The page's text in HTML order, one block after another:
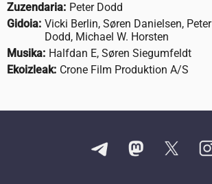
Zuzendaria: Peter Dodd
Gidoia: Vicki Berlin, Søren Danielsen, Peter
Dodd, Michael W. Horsten
Musika: Halfdan E, Søren Siegumfeldt
Ekoizleak: Crone Film Produktion A/S